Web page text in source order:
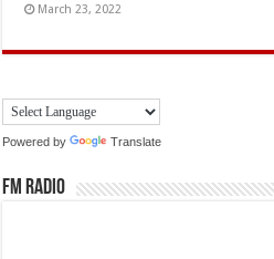
March 23, 2022
Powered by Translate
FM Radio